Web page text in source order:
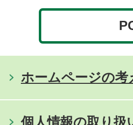
ホームページの考
個人情報の取り扱